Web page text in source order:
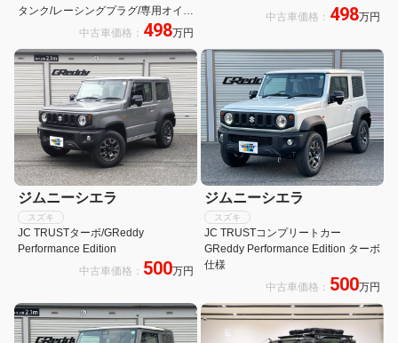
タンク/レーシングプラグ/専用オイル
パン)/LEDテール/HKS車高調サス/ア
ルパインナビ/ブーストメーター/18
インチAW
中古車価格： 498万円
中古車価格： 498万円
ジムニーシエラ
スズキ
JC TRUSTターボ/GReddy
Performance Edition
中古車価格： 500万円
ジムニーシエラ
スズキ
JC TRUSTコンプリートカー
GReddy Performance Edition ターボ
仕様
中古車価格： 500万円